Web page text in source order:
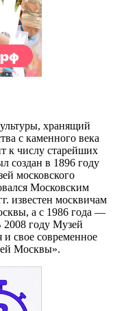
хранящий
с каменного века
к числу старейших
создан в 1896 году
московского
Московским
известен москвичам
а с 1986 года —
году Музей
свое современное
Москвы».